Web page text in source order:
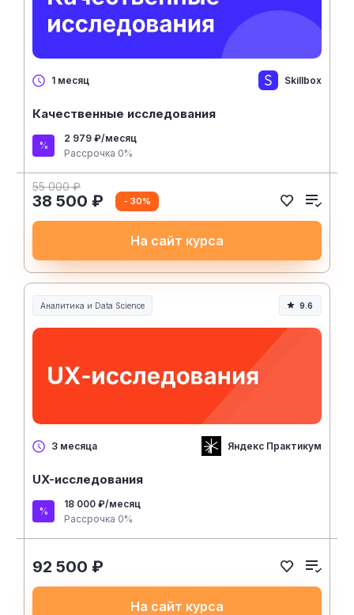
1 месяц Skillbox
Качественные исследования
2 979 ₽/месяц
Рассрочка 0%
55 000 ₽
38 500 ₽ - 30%
На сайт курса
Аналитика и Data Science 9.6
3 месяца Яндекс Практикум
UX-исследования
18 000 ₽/месяц
Рассрочка 0%
92 500 ₽
На сайт курса